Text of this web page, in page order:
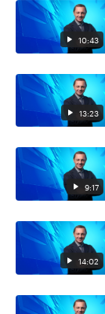
10:43
13:23
9:17
14:02